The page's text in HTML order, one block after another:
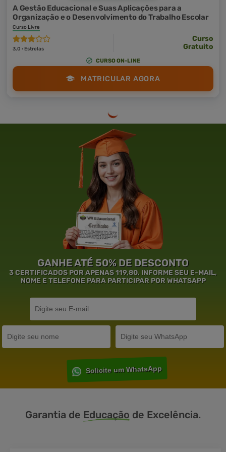
A Gestão Educacional e Suas Aplicações para a
Organização e o Desenvolvimento do Trabalho Escolar
Curso Livre
3,0 · Estrelas
Curso
Gratuito
CURSO ON-LINE
MATRICULAR AGORA
GANHE ATÉ 50% DE DESCONTO
3 CERTIFICADOS POR APENAS 119,80. INFORME SEU E-MAIL,
NOME E TELEFONE PARA PARTICIPAR POR WHATSAPP
Solicite um WhatsApp
Garantia de Educação de Excelência.